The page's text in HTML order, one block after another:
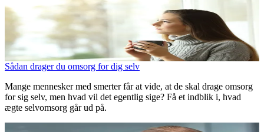
Sådan drager du omsorg for dig selv
Mange mennesker med smerter får at vide, at de skal drage omsorg
for sig selv, men hvad vil det egentlig sige? Få et indblik i, hvad
ægte selvomsorg går ud på.